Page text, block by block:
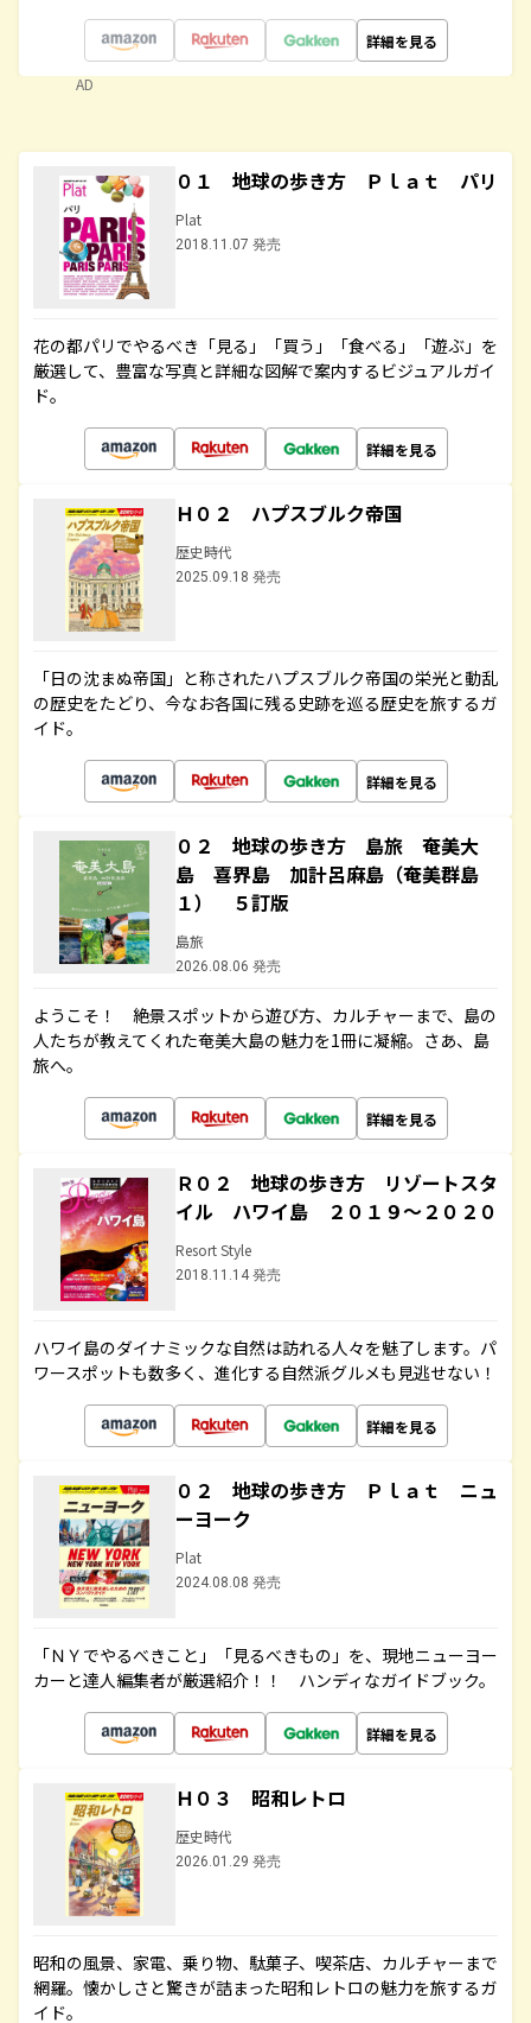
詳細を見る
AD
０１ 地球の歩き方 Ｐｌａｔ パリ
Plat
2018.11.07 発売
花の都パリでやるべき「見る」「買う」「食べる」「遊ぶ」を
厳選して、豊富な写真と詳細な図解で案内するビジュアルガイ
ド。
詳細を見る
Ｈ０２ ハプスブルク帝国
歴史時代
2025.09.18 発売
「日の沈まぬ帝国」と称されたハプスブルク帝国の栄光と動乱
の歴史をたどり、今なお各国に残る史跡を巡る歴史を旅するガ
イド。
詳細を見る
０２ 地球の歩き方 島旅 奄美大
島 喜界島 加計呂麻島（奄美群島
１） ５訂版
島旅
2026.08.06 発売
ようこそ！ 絶景スポットから遊び方、カルチャーまで、島の
人たちが教えてくれた奄美大島の魅力を1冊に凝縮。さあ、島
旅へ。
詳細を見る
Ｒ０２ 地球の歩き方 リゾートスタ
イル ハワイ島 ２０１９～２０２０
Resort Style
2018.11.14 発売
ハワイ島のダイナミックな自然は訪れる人々を魅了します。パ
ワースポットも数多く、進化する自然派グルメも見逃せない！
詳細を見る
０２ 地球の歩き方 Ｐｌａｔ ニュ
ーヨーク
Plat
2024.08.08 発売
「ＮＹでやるべきこと」「見るべきもの」を、現地ニューヨー
カーと達人編集者が厳選紹介！！ ハンディなガイドブック。
詳細を見る
Ｈ０３ 昭和レトロ
歴史時代
2026.01.29 発売
昭和の風景、家電、乗り物、駄菓子、喫茶店、カルチャーまで
網羅。懐かしさと驚きが詰まった昭和レトロの魅力を旅するガ
イド。